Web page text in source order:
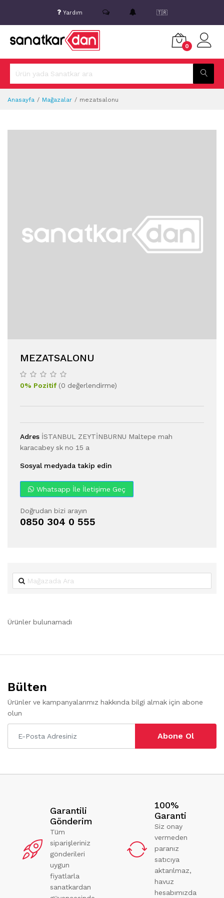
Yardım 🇹🇷
0
Anasayfa Mağazalar mezatsalonu
MEZATSALONU
0% Pozitif(0 değerlendirme)
Adres İSTANBUL ZEYTİNBURNU Maltepe mah
karacabey sk no 15 a
Sosyal medyada takip edin
Whatsapp İle İletişime Geç
Doğrudan bizi arayın
0850 304 0 555
Ürünler bulunamadı
Bülten
Ürünler ve kampanyalarımız hakkında bilgi almak için abone
olun
Abone Ol
Garantili
Gönderim
Tüm
siparişleriniz
gönderileri
uygun
fiyatlarla
sanatkardan
100%
Garanti
Siz onay
vermeden
paranız
satıcıya
aktarılmaz,
havuz
hesabımızda